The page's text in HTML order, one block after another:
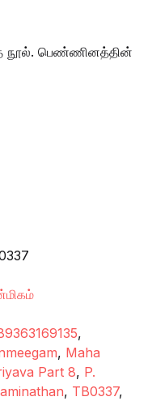
நூல். பெண்ணினத்தின்
,
, Maha
Part 8, P.
, TB0337,